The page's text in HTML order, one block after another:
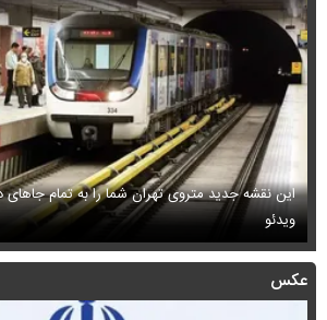
این نقشه جدید متروی تهران شما را به تمام
ویدئو
عکس